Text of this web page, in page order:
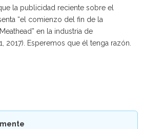
la publicidad reciente sobre el
“el comienzo del fin de la
en la industria de
2017). Esperemos que él tenga razón.